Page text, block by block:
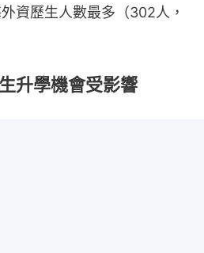
資歷生人數最多（302人，
升學機會受影響